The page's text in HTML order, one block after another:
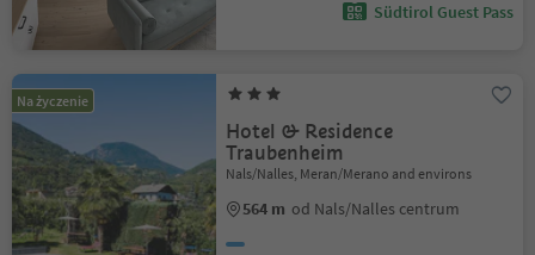
Südtirol Guest Pass
Na życzenie
Hotel & Residence
Traubenheim
Nals/Nalles, Meran/Merano and environs
564 m od Nals/Nalles centrum